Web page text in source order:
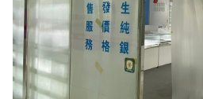
À l'étage
Autre